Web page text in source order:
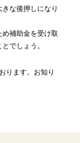
な後押しになり
補助金を受け取
でしょう。
ります。お知り